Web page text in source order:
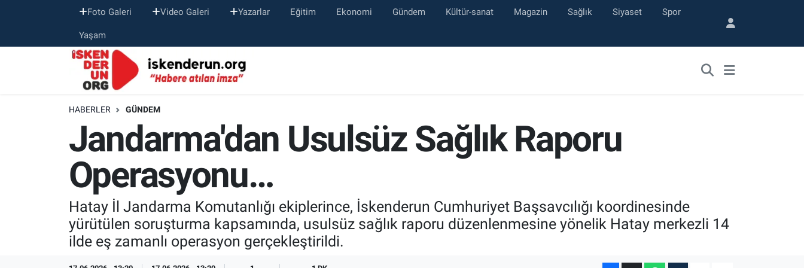
Foto Galeri Video Galeri Yazarlar Eğitim Ekonomi Gündem Kültür-sanat Magazin Sağlık Siyaset Spor
Yaşam
HABERLER GÜNDEM
Jandarma'dan Usulsüz Sağlık Raporu
Operasyonu…
Hatay İl Jandarma Komutanlığı ekiplerince, İskenderun Cumhuriyet Başsavcılığı koordinesinde
yürütülen soruşturma kapsamında, usulsüz sağlık raporu düzenlenmesine yönelik Hatay merkezli 14
ilde eş zamanlı operasyon gerçekleştirildi.